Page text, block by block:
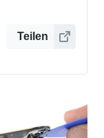
Teilen